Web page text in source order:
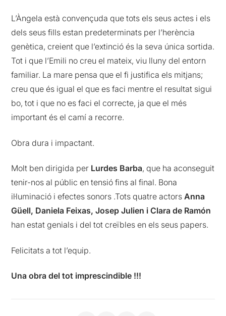
L’Àngela està convençuda que tots els seus actes i els
dels seus fills estan predeterminats per l’herència
genètica, creient que l’extinció és la seva única sortida.
Tot i que l’Emili no creu el mateix, viu lluny del entorn
familiar. La mare pensa que el fi justifica els mitjans;
creu que és igual el que es faci mentre el resultat sigui
bo, tot i que no es faci el correcte, ja que el més
important és el camí a recorre.
Obra dura i impactant.
Molt ben dirigida per Lurdes Barba, que ha aconseguit
tenir-nos al públic en tensió fins al final. Bona
il·luminació i efectes sonors .Tots quatre actorsAnna
Güell, Daniela Feixas, Josep Julien i Clara de Ramón
han estat genials i del tot creïbles en els seus papers.
Felicitats a tot l’equip.
Una obra del tot imprescindible !!!